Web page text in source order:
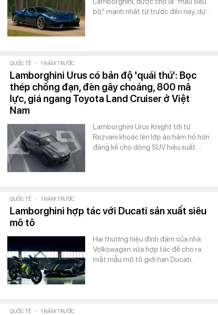
bò" mạnh nhất từ trước đến nay, dự…
QUỐC TẾ - 1 NĂM TRƯỚC
Lamborghini Urus có bản độ 'quái thú': Bọc
thép chống đạn, đèn gây choáng, 800 mã
lực, giá ngang Toyota Land Cruiser ở Việt
Nam
Lamborghini Urus Knight tới từ
Rezvani khoác lên lớp áo hầm hố hơn
đáng kể cho dòng SUV hiệu suất…
QUỐC TẾ - 1 NĂM TRƯỚC
Lamborghini hợp tác với Ducati sản xuất siêu
mô tô
Hai thương hiệu đình đám của nhà
Volkswagen vừa hợp tác để cho ra
mắt mẫu mô tô giới hạn Ducati…
QUỐC TẾ - 1 NĂM TRƯỚC